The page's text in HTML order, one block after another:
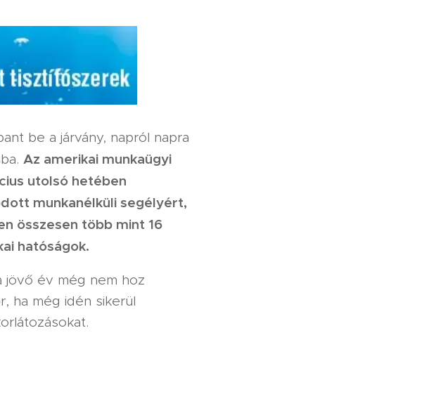
be a járvány, napról napra
Az amerikai munkaügyi
utolsó hetében
munkanélküli segélyért,
összesen több mint 16
hatóságok.
jövő év még nem hoz
ha még idén sikerül